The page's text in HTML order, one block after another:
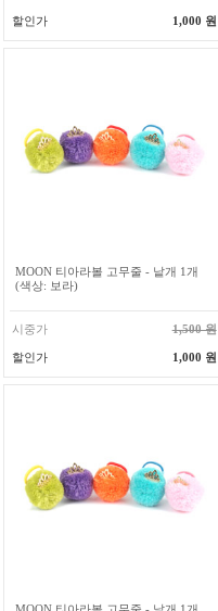
할인가 1,000 원
MOON 티아라볼 고무줄 - 낱개 1개
(색상: 보라)
시중가 1,500 원
할인가 1,000 원
MOON 티아라볼 고무줄 - 낱개 1개